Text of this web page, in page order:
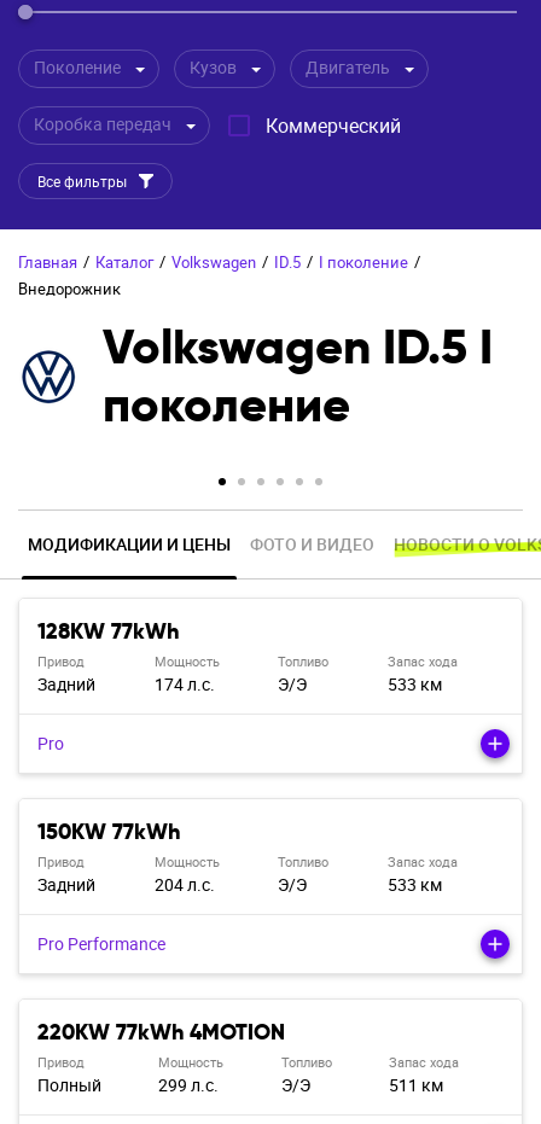
Поколение Кузов Двигатель
Коробка передач Коммерческий
Все фильтры
Главная / Каталог / Volkswagen / ID.5 / I поколение /
Внедорожник
Volkswagen ID.5 I
поколение
МОДИФИКАЦИИ И ЦЕНЫ ФОТО И ВИДЕО НОВОСТИ О
128KW 77kWh
Привод
Задний
Мощность
174 л.с.
Топливо
Э/э
Запас хода
533 км
Pro
150KW 77kWh
Привод
Задний
Мощность
204 л.с.
Топливо
Э/э
Запас хода
533 км
Pro Performance
220KW 77kWh 4MOTION
Привод
Полный
Мощность
299 л.с.
Топливо
Э/э
Запас хода
511 км